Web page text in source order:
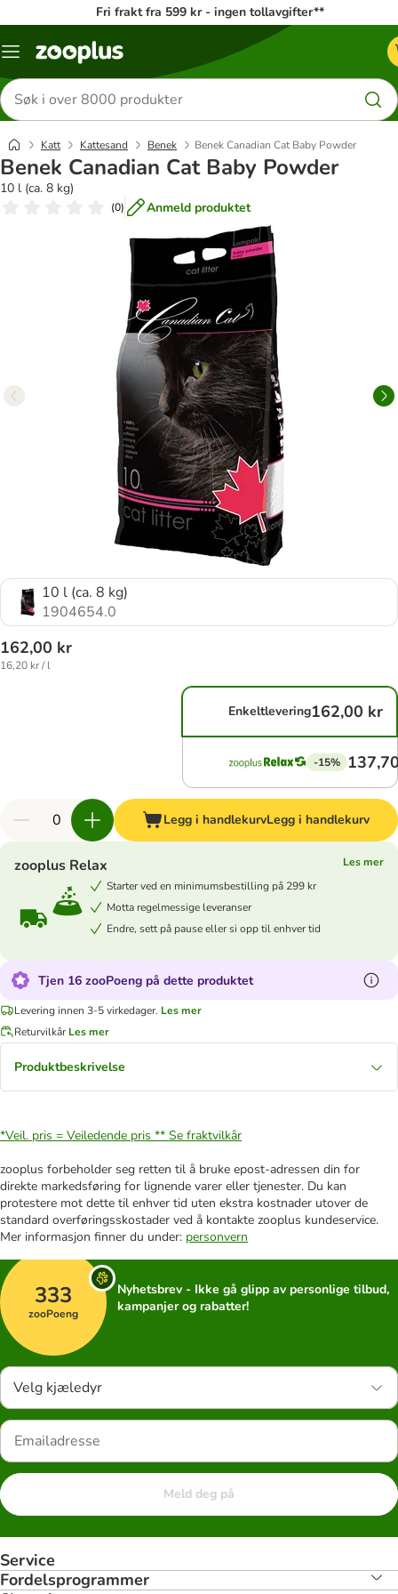
Fri frakt fra 599 kr - ingen tollavgifter**
Katalogmeny
Søk
etter
produkter
Katt Kattesand Benek Benek Canadian Cat Baby Powder
Benek Canadian Cat Baby Powder
10 l (ca. 8 kg)
(0) Anmeld produktet
10 l (ca. 8 kg)
1904654.0
162,00 kr
16,20 kr / l
Enkeltlevering162,00 kr
-15%
Legg i handlekurvLegg i handlekurv
zooplus Relax
Les mer
Starter ved en minimumsbestilling på 299 kr
Motta regelmessige leveranser
Endre, sett på pause eller si opp til enhver tid
Tjen 16 zooPoeng på dette produktet
Levering innen 3-5 virkedager. Les mer
Returvilkår Les mer
Produktbeskrivelse
*Veil. pris = Veiledende pris ** Se fraktvilkår
zooplus forbeholder seg retten til å bruke epost-adressen din for
direkte markedsføring for lignende varer eller tjenester. Du kan
protestere mot dette til enhver tid uten ekstra kostnader utover de
standard overføringsskostader ved å kontakte zooplus kundeservice.
Mer informasjon finner du under: personvern
333
zooPoeng
Nyhetsbrev - Ikke gå glipp av personlige tilbud,
kampanjer og rabatter!
Velg kjæledyr
Meld deg på
Service
Fordelsprogrammer